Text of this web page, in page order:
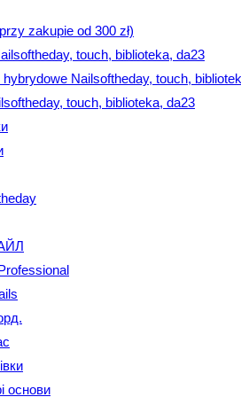
zakupie od 300 zł)
touch, biblioteka, da23
hybrydowe Nailsoftheday, touch,
touch, biblioteka, da23
основи